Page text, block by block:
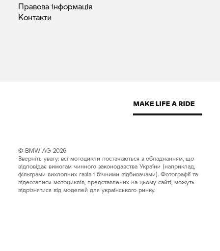
Правоваінформація
Контакти
© BMW AG 2026
Зверніть увагу: всі мотоцикли постачаються з обладнанням, що
відповідає вимогам чинного законодавства України (наприклад,
фільтрами вихлопних газів і бічними відбивачами). Фотографії та
відеозаписи мотоциклів, представлених на цьому сайті, можуть
відрізнятися від моделей для українського ринку.